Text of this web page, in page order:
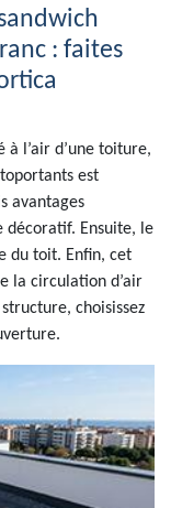
: faites
à l’air d’une toiture,
est
avantages
décoratif. Ensuite, le
du toit. Enfin, cet
la circulation d’air
choisissez